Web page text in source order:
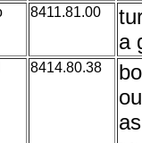
8411.81.00
a
8414.80.38